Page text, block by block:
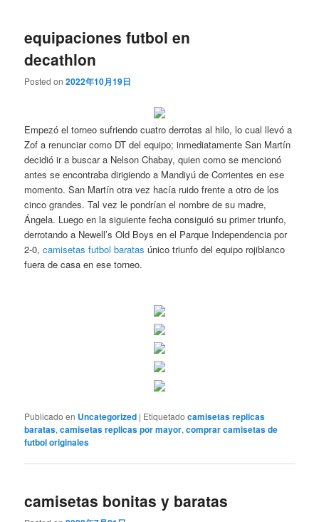
equipaciones futbol en
decathlon
Posted on2022年10月19日
Empezó el torneo sufriendo cuatro derrotas al hilo, lo cual llevó a
Zof a renunciar como DT del equipo; inmediatamente San Martín
decidió ir a buscar a Nelson Chabay, quien como se mencionó
antes se encontraba dirigiendo a Mandiyú de Corrientes en ese
momento. San Martín otra vez hacía ruido frente a otro de los
cinco grandes. Tal vez le pondrían el nombre de su madre,
Ángela. Luego en la siguiente fecha consiguió su primer triunfo,
derrotando a Newell’s Old Boys en el Parque Independencia por
2-0,camisetas futbol baratas único triunfo del equipo rojiblanco
fuera de casa en ese torneo.
Publicado en Uncategorized | Etiquetado camisetas replicas
baratas,camisetas replicas por mayor,comprar camisetas de
futbol originales
camisetas bonitas y baratas